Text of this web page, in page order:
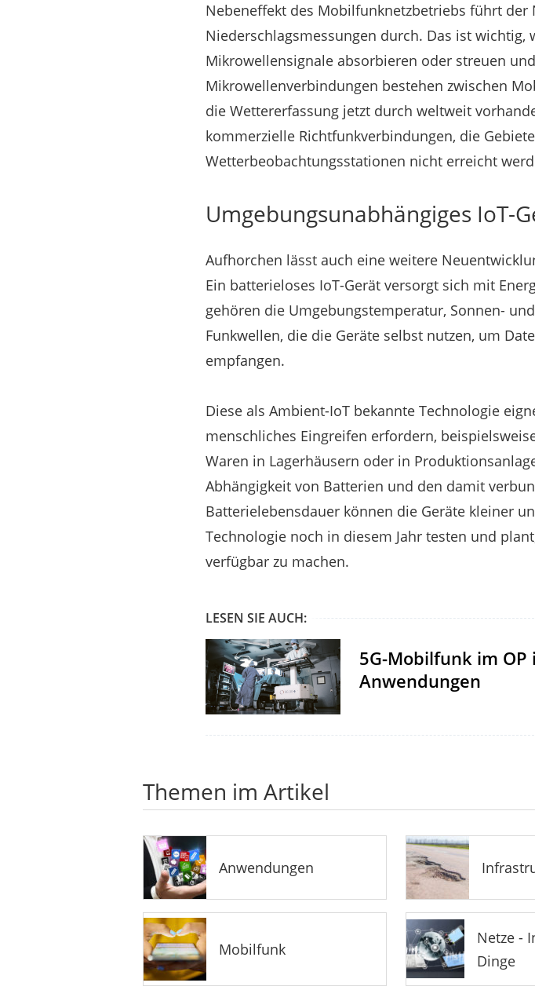
Nebeneffekt des Mobilfunknetzbetriebs führt
Niederschlagsmessungen durch. Das ist wichtig,
Mikrowellensignale absorbieren oder streuen
Mikrowellenverbindungen bestehen zwischen
die Wettererfassung jetzt durch weltweit
kommerzielle Richtfunkverbindungen, die
Wetterbeobachtungsstationen nicht erreicht
Umgebungsunabhängiges IoT-
Aufhorchen lässt auch eine weitere
Ein batterieloses IoT-Gerät versorgt sich mit
gehören die Umgebungstemperatur, Sonnen-
Funkwellen, die die Geräte selbst nutzen, um
empfangen.
Diese als Ambient-IoT bekannte Technologie
menschliches Eingreifen erfordern,
Waren in Lagerhäusern oder in
Abhängigkeit von Batterien und den damit
Batterielebensdauer können die Geräte kleiner
Technologie noch in diesem Jahr testen und
verfügbar zu machen.
LESEN SIE AUCH:
5G-Mobilfunk im
Anwendungen
Themen im Artikel
Anwendungen
Mobilfunk
Netze -
Dinge